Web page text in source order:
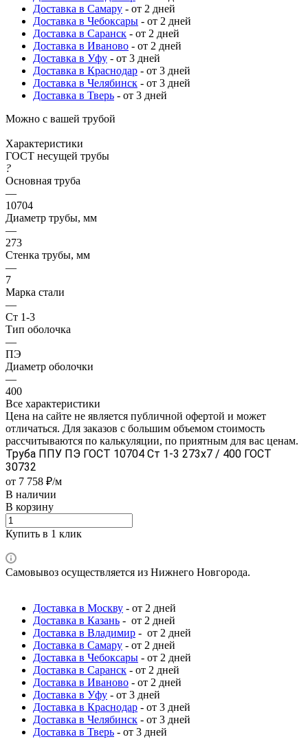
Доставка в Самару - от 2 дней
Доставка в Чебоксары - от 2 дней
Доставка в Саранск - от 2 дней
Доставка в Иваново - от 2 дней
Доставка в Уфу - от 3 дней
Доставка в Краснодар - от 3 дней
Доставка в Челябинск - от 3 дней
Доставка в Тверь - от 3 дней
Можно с вашей трубой
Характеристики
ГОСТ несущей трубы
?
Основная труба
—
10704
Диаметр трубы, мм
—
273
Стенка трубы, мм
—
7
Марка стали
—
Ст 1-3
Тип оболочка
—
ПЭ
Диаметр оболочки
—
400
Все характеристики
Цена на сайте не является публичной офертой и может
отличаться. Для заказов с большим объемом стоимость
рассчитываются по калькуляции, по приятным для вас ценам.
Труба ППУ ПЭ ГОСТ 10704 Ст 1-3 273x7 / 400 ГОСТ
30732
от 7 758 ₽/м
В наличии
В корзину
Купить в 1 клик
Самовывоз осуществляется из Нижнего Новгорода.
Доставка в Москву - от 2 дней
Доставка в Казань - от 2 дней
Доставка в Владимир - от 2 дней
Доставка в Самару - от 2 дней
Доставка в Чебоксары - от 2 дней
Доставка в Саранск - от 2 дней
Доставка в Иваново - от 2 дней
Доставка в Уфу - от 3 дней
Доставка в Краснодар - от 3 дней
Доставка в Челябинск - от 3 дней
Доставка в Тверь - от 3 дней